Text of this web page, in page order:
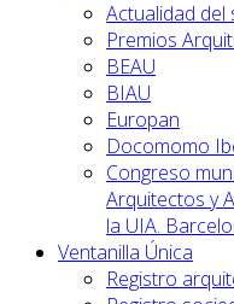
Actualidad del
Premios
BEAU
BIAU
Europan
Docomomo
Congreso
Arquitectos y
la UIA.
Ventanilla Única
Registro